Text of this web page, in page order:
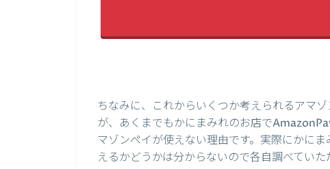
ちなみに、これからいくつか考えられるアマ
が、あくまでもかにまみれのお店で
マゾンペイが使えない理由です。実際にかに
えるかどうかは分からないので各自調べていた